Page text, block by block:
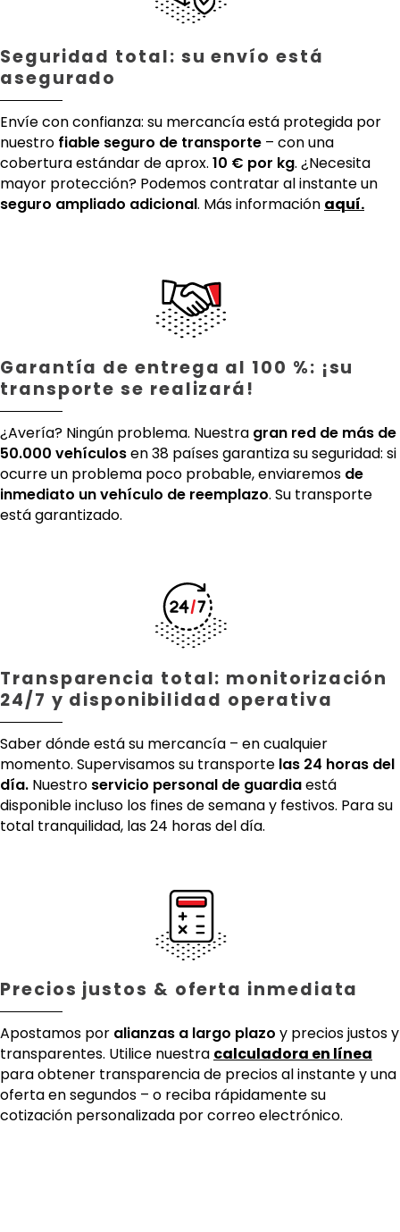
Seguridad total: su envío está
asegurado
Envíe con confianza: su mercancía está protegida por
nuestro fiable seguro de transporte – con una
cobertura estándar de aprox. 10 € por kg. ¿Necesita
mayor protección? Podemos contratar al instante un
seguro ampliado adicional. Más información aquí.
Garantía de entrega al 100 %: ¡su
transporte se realizará!
¿Avería? Ningún problema. Nuestra gran red de más de
50.000 vehículosen 38 países garantiza su seguridad: si
ocurre un problema poco probable, enviaremos de
inmediato un vehículo de reemplazo. Su transporte
está garantizado.
Transparencia total: monitorización
24/7 y disponibilidad operativa
Saber dónde está su mercancía – en cualquier
momento. Supervisamos su transporte las 24 horas del
día. Nuestro servicio personal de guardiaestá
disponible incluso los fines de semana y festivos. Para su
total tranquilidad, las 24 horas del día.
Precios justos & oferta inmediata
Apostamos por alianzas a largo plazo y precios justos y
transparentes. Utilice nuestra calculadora en línea
para obtener transparencia de precios al instante y una
oferta en segundos – o reciba rápidamente su
cotización personalizada por correo electrónico.